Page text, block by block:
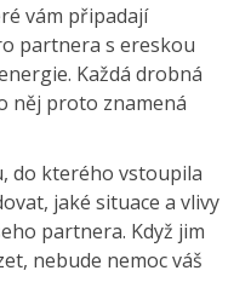
vám připadají
partnera s ereskou
Každá drobná
něj proto znamená
do kterého vstoupila
jaké situace a vlivy
partnera. Když jim
nebude nemoc váš